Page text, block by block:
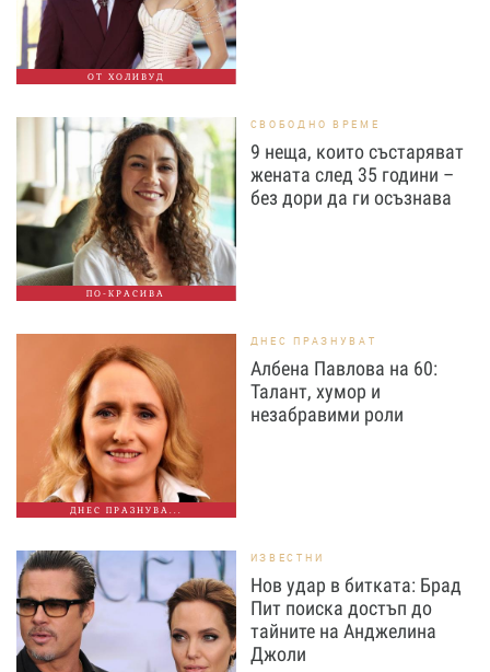
ОТ ХОЛИВУД
ПО-КРАСИВА
СВОБОДНО ВРЕМЕ
9 неща, които състаряват
жената след 35 години –
без дори да ги осъзнава
ДНЕС ПРАЗНУВА...
ДНЕС ПРАЗНУВАТ
Албена Павлова на 60:
Талант, хумор и
незабравими роли
ИЗВЕСТНИ
Нов удар в битката: Брад
Пит поиска достъп до
тайните на Анджелина
Джоли